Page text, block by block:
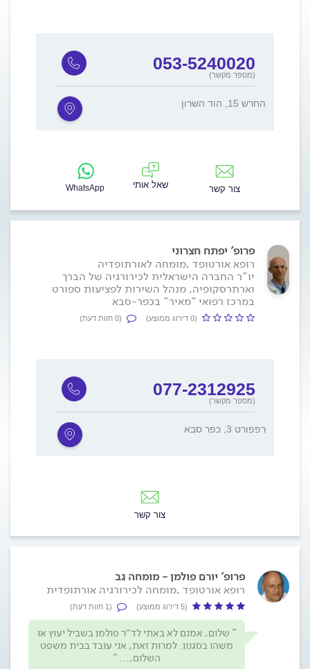
053-5240020
(מספר מקשר)
החרש 15, הוד השרון
צור קשר שאל אותי WhatsApp
פרופ' יפתח חצרוני
רופא אורטופד ,מומחה לאורתופדיה
יו"ר החברה הישראלית לכירורגיה של הברך
וארתרסקופיה, מנהל השירות לפציעות ספורט
במרכז רפואי "מאיר" בכפר-סבא
(0 דירוג ממוצע) (0 חוות דעת)
077-2312925
(מספר מקשר)
רפפורט 3, כפר סבא
צור קשר
פרופ' יורם פולמן - מומחה גב
רופא אורטופד ,מומחה לכירורגיה אורתופדית
(5 דירוג ממוצע) (1 חוות דעת)
שלום, אמנם לא באתי לד״ר פולמן בשביל יעוץ או
משהו בסגנון. למרות זאת, אני עובד בבית משפט
השלום,...